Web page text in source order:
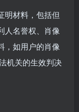
明材料，包括但
人名誉权、肖像
，如用户的肖像
机关的生效判决